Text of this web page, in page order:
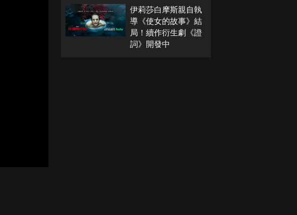
伊莉莎白摩斯親自執
導《使女的故事》結
局！續作衍生劇《證
詞》開發中